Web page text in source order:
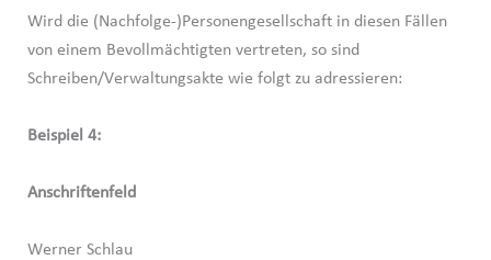
Wird die (Nachfolge-)Personengesellschaft in diesen Fällen
von einem Bevollmächtigten vertreten, so sind
Schreiben/Verwaltungsakte wie folgt zu adressieren:
Beispiel 4:
Anschriftenfeld
Werner Schlau